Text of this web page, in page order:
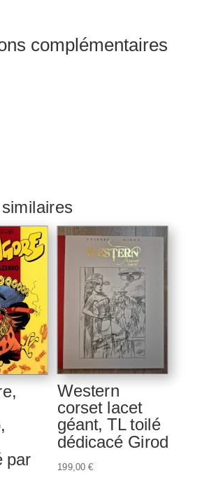
complémentaires
par
Western
corset lacet
géant, TL toilé
dédicacé Girod
199,00€